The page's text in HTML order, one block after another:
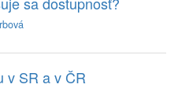
v SR a v ČR